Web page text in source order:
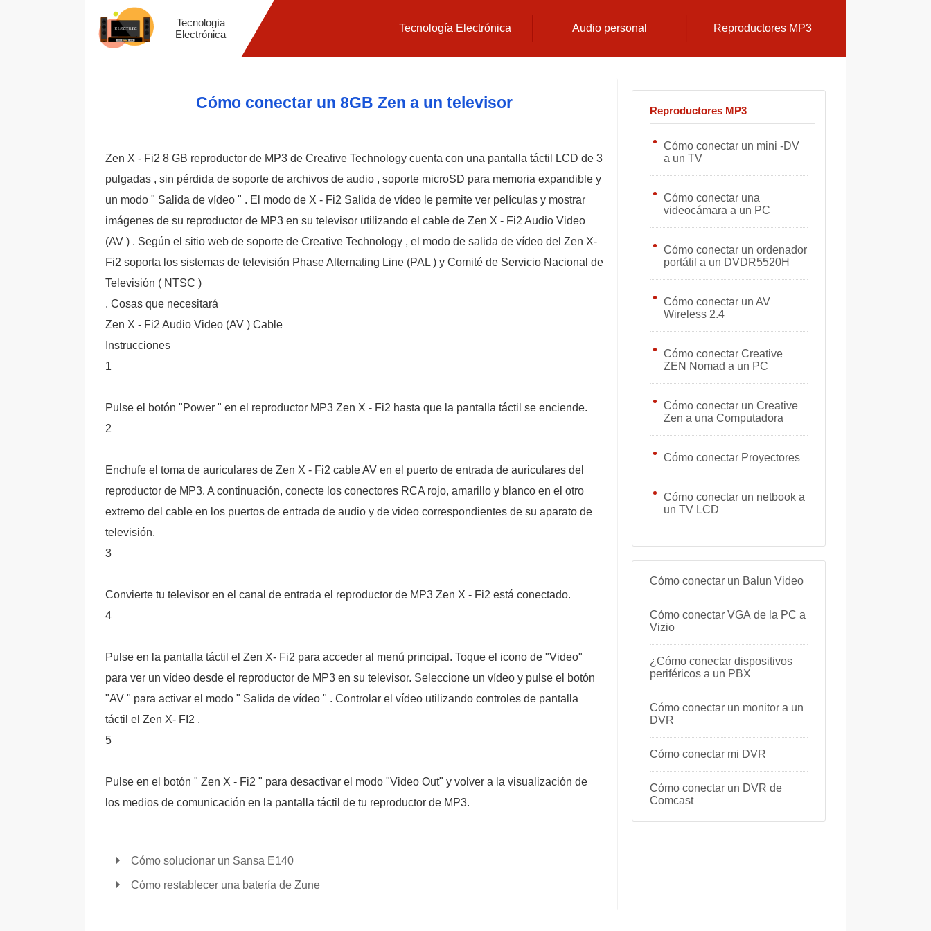
Tecnología
Electrónica
Tecnología Electrónica Audio personal Reproductores MP3
Cómo conectar un 8GB Zen a un televisor
Zen X - Fi2 8 GB reproductor de MP3 de Creative Technology cuenta con una pantalla táctil LCD de 3
pulgadas , sin pérdida de soporte de archivos de audio , soporte microSD para memoria expandible y
un modo " Salida de vídeo " . El modo de X - Fi2 Salida de vídeo le permite ver películas y mostrar
imágenes de su reproductor de MP3 en su televisor utilizando el cable de Zen X - Fi2 Audio Video
(AV ) . Según el sitio web de soporte de Creative Technology , el modo de salida de vídeo del Zen X-
Fi2 soporta los sistemas de televisión Phase Alternating Line (PAL ) y Comité de Servicio Nacional de
Televisión ( NTSC )
. Cosas que necesitará
Zen X - Fi2 Audio Video (AV ) Cable
Instrucciones
1
Pulse el botón "Power " en el reproductor MP3 Zen X - Fi2 hasta que la pantalla táctil se enciende.
2
Enchufe el toma de auriculares de Zen X - Fi2 cable AV en el puerto de entrada de auriculares del
reproductor de MP3. A continuación, conecte los conectores RCA rojo, amarillo y blanco en el otro
extremo del cable en los puertos de entrada de audio y de video correspondientes de su aparato de
televisión.
3
Convierte tu televisor en el canal de entrada el reproductor de MP3 Zen X - Fi2 está conectado.
4
Pulse en la pantalla táctil el Zen X- Fi2 para acceder al menú principal. Toque el icono de "Video"
para ver un vídeo desde el reproductor de MP3 en su televisor. Seleccione un vídeo y pulse el botón
"AV " para activar el modo " Salida de vídeo " . Controlar el vídeo utilizando controles de pantalla
táctil el Zen X- FI2 .
5
Pulse en el botón " Zen X - Fi2 " para desactivar el modo "Video Out" y volver a la visualización de
los medios de comunicación en la pantalla táctil de tu reproductor de MP3.
Cómo solucionar un Sansa E140
Cómo restablecer una batería de Zune
Reproductores MP3
Cómo conectar un mini -DV
a un TV
Cómo conectar una
videocámara a un PC
Cómo conectar un ordenador
portátil a un DVDR5520H
Cómo conectar un AV
Wireless 2.4
Cómo conectar Creative
ZEN Nomad a un PC
Cómo conectar un Creative
Zen a una Computadora
Cómo conectar Proyectores
Cómo conectar un netbook a
un TV LCD
Cómo conectar un Balun Video
Cómo conectar VGA de la PC a
Vizio
¿Cómo conectar dispositivos
periféricos a un PBX
Cómo conectar un monitor a un
DVR
Cómo conectar mi DVR
Cómo conectar un DVR de
Comcast